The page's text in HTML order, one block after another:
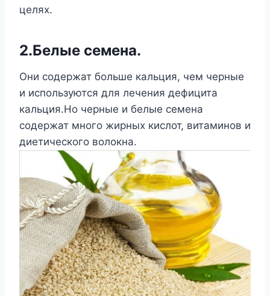
целях.
2.Белые семена.
Они содержат больше кальция, чем черные
и используются для лечения дефицита
кальция.Но черные и белые семена
содержат много жирных кислот, витаминов и
диетического волокна.